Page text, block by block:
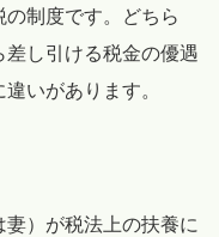
制度です。どちら
差し引ける税金の優遇
いがあります。
）が税法上の扶養に